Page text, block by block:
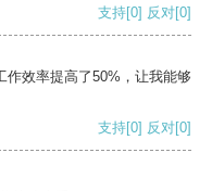
支持[0] 反对[0]
作效率提高了50%，让我能够
支持[0] 反对[0]